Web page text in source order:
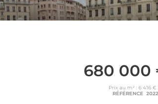
680 000
Prix au m² : 6 416 €
RÉFÉRENCE